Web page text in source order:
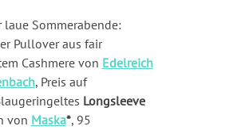
laue Sommerabende:
Pullover aus fair
Cashmere von Edelreich
, Preis auf
Longsleeve
von Maska*, 95